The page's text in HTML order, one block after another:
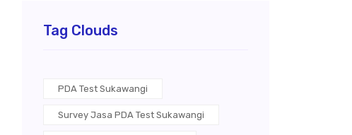
Tag Clouds
PDA Test Sukawangi
Survey Jasa PDA Test Sukawangi